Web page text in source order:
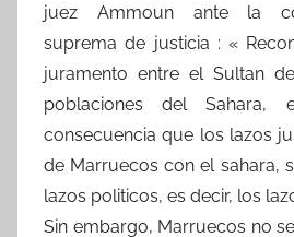
juez Ammoun ante la
suprema de justicia : «
juramento entre el Sultan
poblaciones del Sahara,
consecuencia que los lazos
de Marruecos con el sahara,
lazos politicos, es decir, los
Sin embargo, Marruecos no